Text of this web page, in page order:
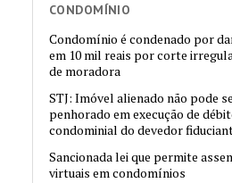
CONDOMÍNIO
Condomínio é condenado por
em 10 mil reais por corte
de moradora
STJ: Imóvel alienado não pode
penhorado em execução de
condominial do devedor
Sancionada lei que permite
virtuais em condomínios